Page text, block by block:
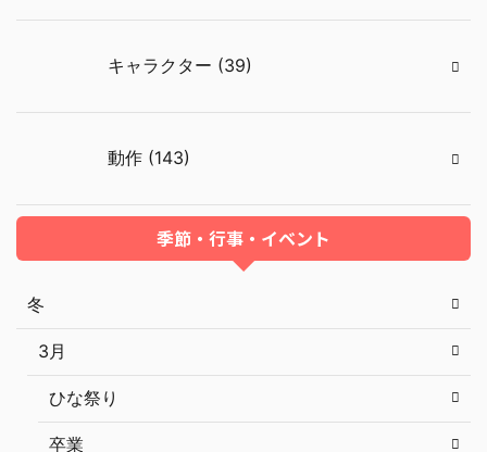
キャラクター (39)
動作 (143)
季節・行事・イベント
冬
3月
ひな祭り
卒業